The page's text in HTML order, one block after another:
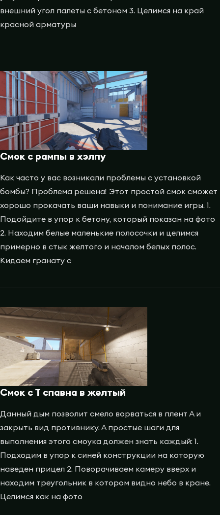
внешний угол палеты с бетоном 3. Целимся на край
красной арматуры
Смок с рампы в хэлпу
Как часто у вас возникали проблемы с установкой
бомбы? Проблема решена! Этот простой смок сможет
хорошо прокачать ваши навыки и понимание игры. 1.
Подойдите в упор к бетону, который показан на фото
2. Находим белые маленькие полосочки и целимся
примерно в стык желтого и началом белых полос.
Кидаем гранату с
Смок с Т спавна в желтый
Данный дым позволит смело ворваться в плент А и
закрыть вид противнику. А простые шаги для
выполнения этого смоука должен знать каждый: 1.
Подходим в упор к синей конструкции на которую
наведен прицел 2. Поворачиваем камеру вверх и
находим треугольник в котором видно небо в кране.
Целимся как на фото